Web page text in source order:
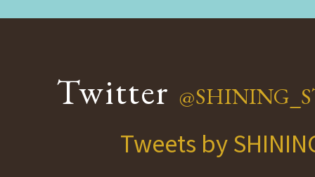
Twitter
Tweets by